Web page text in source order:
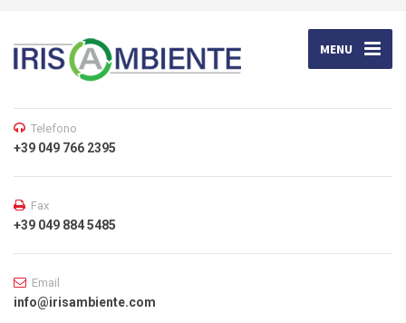
MENU
Telefono
+39 049 766 2395
Fax
+39 049 884 5485
Email
info@irisambiente.com